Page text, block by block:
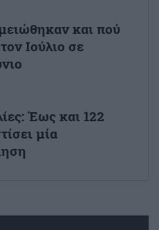
και πού
Ιούλιο σε
Έως και 122
μία